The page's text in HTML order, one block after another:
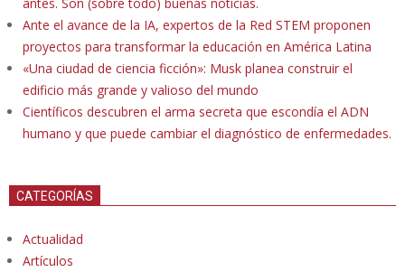
Ante el avance de la IA, expertos de la Red STEM proponen
proyectos para transformar la educación en América Latina
«Una ciudad de ciencia ficción»: Musk planea construir el
edificio más grande y valioso del mundo
Científicos descubren el arma secreta que escondía el ADN
humano y que puede cambiar el diagnóstico de enfermedades.
CATEGORÍAS
Actualidad
Artículos